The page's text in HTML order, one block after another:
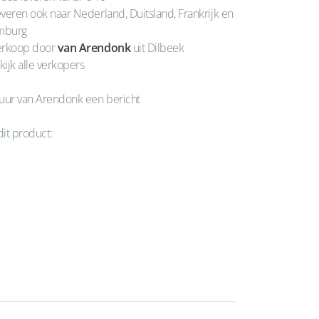
ook naar Nederland, Duitsland, Frankrijk en
doorvan Arendonkuit Dilbeek
alle verkopers
van Arendonk een bericht
product: